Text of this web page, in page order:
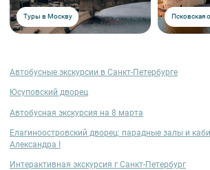
Туры в Москву Псковская
Автобусные экскурсии в Санкт-Петербурге
Юсуповский дворец
Автобусная экскурсия на 8 марта
Елагиноостровский дворец: парадные залы и
Александра I
Интерактивная экскурсия г Санкт-Петербург